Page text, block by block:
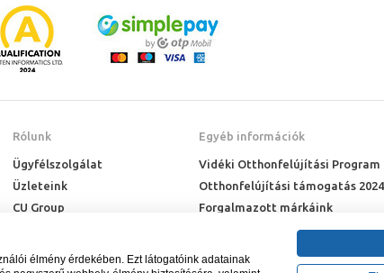
Rólunk
Ügyfélszolgálat
Üzleteink
CU Group
Egyéb információk
Vidéki Otthonfelújítási Program
Otthonfelújítási támogatás 2024
Forgalmazott márkáink
élmény érdekében. Ezt látogatóink adatainak